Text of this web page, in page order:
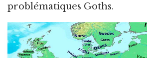
problématiques Goths.